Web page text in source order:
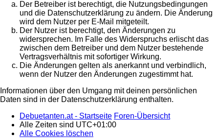
Der Betreiber ist berechtigt, die Nutzungsbedingungen
und die Datenschutzerklärung zu ändern. Die Änderung
wird dem Nutzer per E-Mail mitgeteilt.
Der Nutzer ist berechtigt, den Änderungen zu
widersprechen. Im Falle des Widerspruchs erlischt das
zwischen dem Betreiber und dem Nutzer bestehende
Vertragsverhältnis mit sofortiger Wirkung.
Die Änderungen gelten als anerkannt und verbindlich,
wenn der Nutzer den Änderungen zugestimmt hat.
Informationen über den Umgang mit deinen persönlichen
Daten sind in der Datenschutzerklärung enthalten.
Debuetanten.at - Startseite Foren-Übersicht
Alle Zeiten sind UTC+01:00
Alle Cookies löschen